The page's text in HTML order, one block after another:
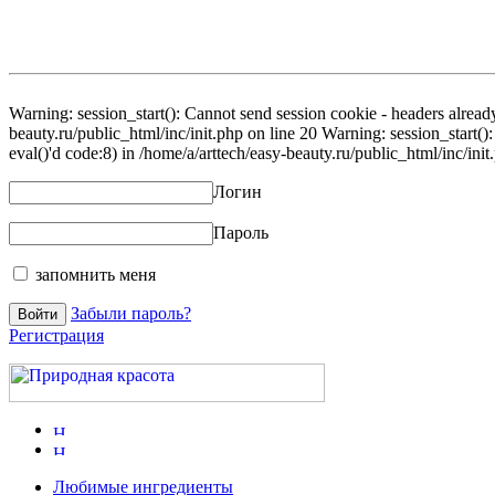
Warning: session_start(): Cannot send session cookie - headers
beauty.ru/public_html/inc/init.php on line 20 Warning:
eval()'d code:8) in /home/a/arttech/easy-beauty.ru/public_html/inc/
Логин
Пароль
запомнить меня
Забыли пароль?
Регистрация
Любимые ингредиенты